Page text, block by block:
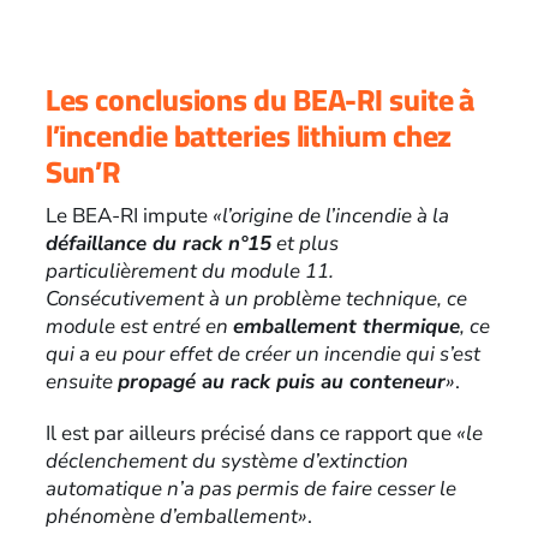
Les conclusions du BEA-RI suite à
l’incendie batteries lithium chez
Sun’R
Le BEA-RI impute «l’origine de l’incendie à la
défaillance du rack n°15et plus
particulièrement du module 11.
Consécutivement à un problème technique, ce
module est entré en emballement thermique, ce
qui a eu pour effet de créer un incendie qui s’est
ensuitepropagé au rack puis au conteneur».
Il est par ailleurs précisé dans ce rapport que «le
déclenchement du système d’extinction
automatique n’a pas permis de faire cesser le
phénomène d’emballement».